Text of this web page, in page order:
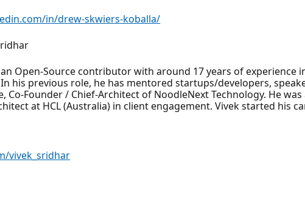
in/drew-skwiers-koballa/
Open-Source contributor with around 17 years of
his previous role, he has mentored startups/developers,
Co-Founder / Chief-Architect of NoodleNext Technology. He
at HCL (Australia) in client engagement. Vivek started his
vivek_sridhar